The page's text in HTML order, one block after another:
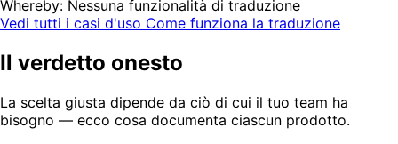
Whereby: Nessuna funzionalità di traduzione
Vedi tutti i casi d'uso Come funziona la traduzione
Il verdetto onesto
La scelta giusta dipende da ciò di cui il tuo team ha
bisogno — ecco cosa documenta ciascun prodotto.